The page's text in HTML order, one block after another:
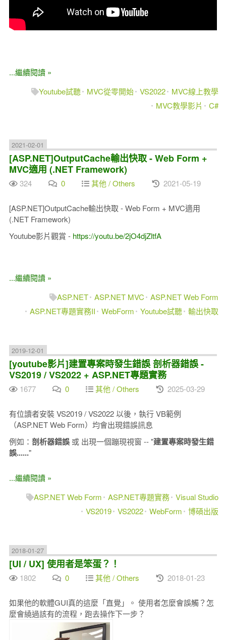
...繼續閱讀 »
Youtube試聽
MVC從零開始 VS2022
MVC線上教學
MVC教學影片
C#
2021-02-01
[ASP.NET]OutputCache輸出快取 - Web Form +
MVC適用 (.NET Framework)
324 0 其他 / Others 2021-05-19
[ASP.NET]OutputCache輸出快取 - Web Form + MVC適用
(.NET Framework)
Youtube影片觀賞 - https://youtu.be/2jO4djZltfA
...繼續閱讀 »
ASP.NET ASP.NET MVC
ASP.NET Web Form
ASP.NET專題實務II
WebForm Youtube試聽 輸出快取
2019-12-01
[youtube影片]建置專案時發生錯誤 剖析器錯誤 -
VS2019 / VS2022 + ASP.NET專題實務
1677 0 其他 / Others 2025-03-29
有位讀者安裝 VS2019 / VS2022 以後，執行 VB範例
（ASP.NET Web Form）均會出現錯誤訊息
例如： 剖析器錯誤 或 出現一個蹦現視窗 -- "建置專案時發生錯
誤......"
...繼續閱讀 »
ASP.NET Web Form
ASP.NET專題實務 Visual Studio
VS2019 VS2022 WebForm 博碩出版
2018-01-27
[UI / UX] 使用者是笨蛋？！
1802 0 其他 / Others 2018-01-23
如果他的軟體GUI真的這麼「直覺」。 使用者怎麼會誤觸？怎
麼會繞過該有的流程，跑去操作下一步？